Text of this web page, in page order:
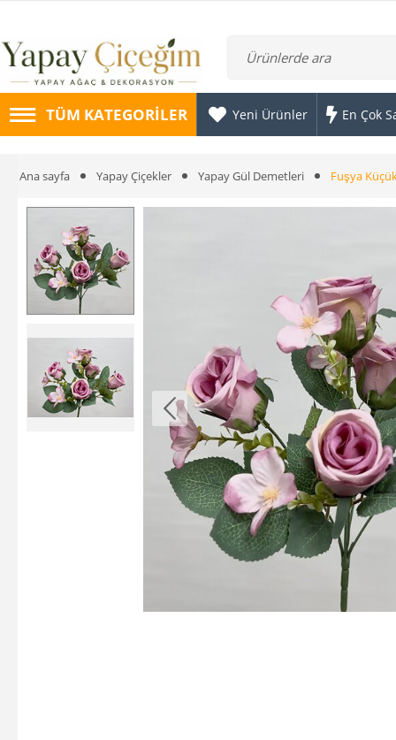
TÜM KATEGORILER Yeni Ürünler En Çok
Ana sayfa Yapay Çiçekler Yapay Gül Demetleri Fuşya